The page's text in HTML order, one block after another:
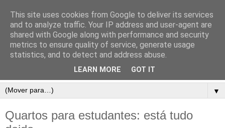
▼
Quartos para estudantes: está tudo
This site uses cookies from Google to deliver its services
and to analyze traffic. Your IP address and user-agent are
shared with Google along with performance and security
metrics to ensure quality of service, generate usage
statistics, and to detect and address abuse.
LEARN MORE GOT IT